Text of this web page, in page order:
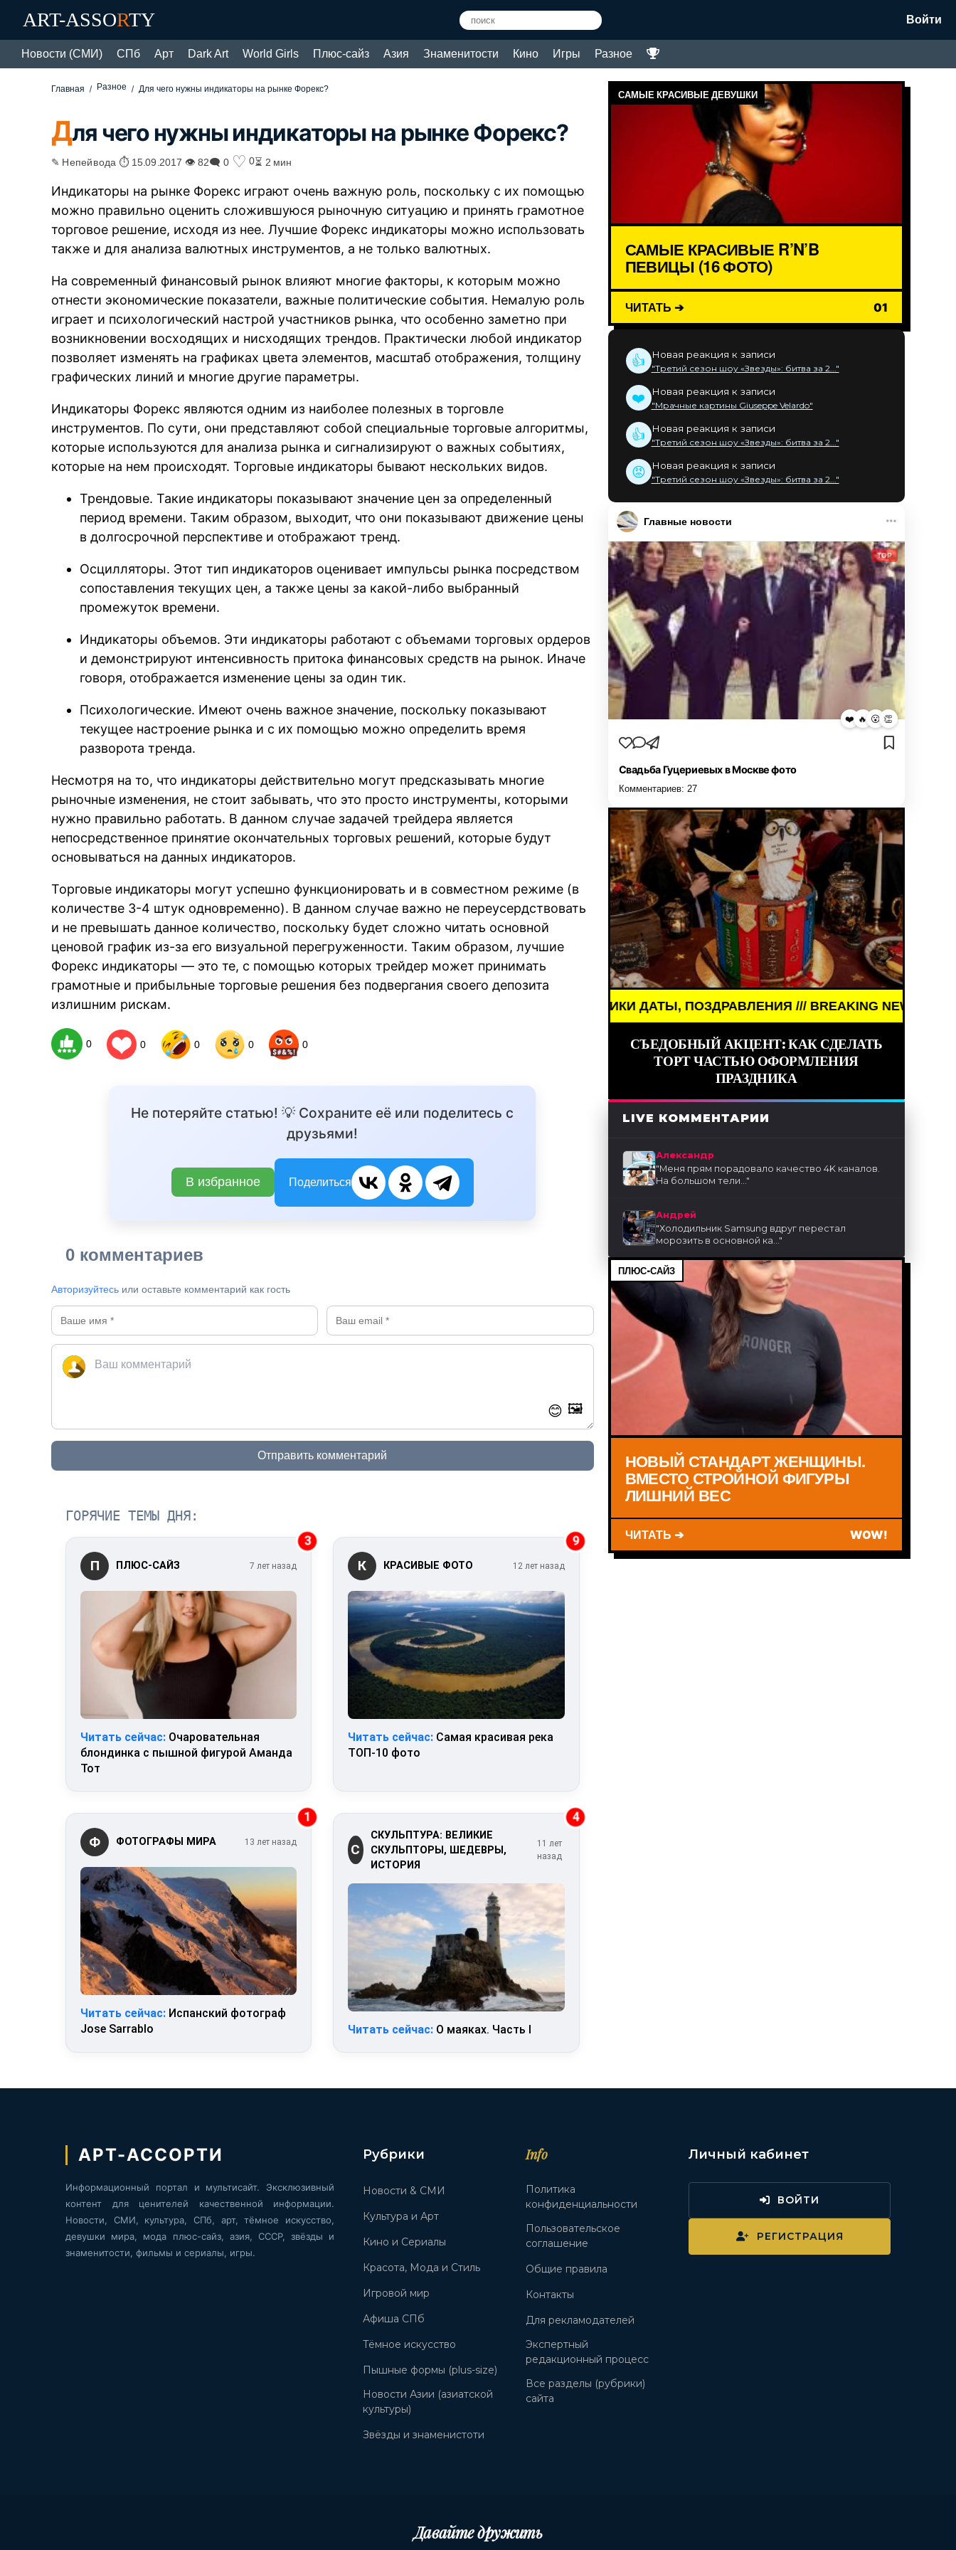
ART-ASSORTY Войти
Новости (СМИ) СПб Арт Dark Art World Girls Плюс-сайз Азия Знаменитости Кино Игры Разное
Главная Разное Для чего нужны индикаторы на рынке Форекс?
Для чего нужны индикаторы на рынке Форекс?
✎ Непейвода ⏱ 15.09.2017 👁 82🗨 0 ♡ 0⏳ 2 мин
Индикаторы на рынке Форекс играют очень важную роль, поскольку с их помощью
можно правильно оценить сложившуюся рыночную ситуацию и принять грамотное
торговое решение, исходя из нее. Лучшие Форекс индикаторы можно использовать
также и для анализа валютных инструментов, а не только валютных.
На современный финансовый рынок влияют многие факторы, к которым можно
отнести экономические показатели, важные политические события. Немалую роль
играет и психологический настрой участников рынка, что особенно заметно при
возникновении восходящих и нисходящих трендов. Практически любой индикатор
позволяет изменять на графиках цвета элементов, масштаб отображения, толщину
графических линий и многие другие параметры.
Индикаторы Форекс являются одним из наиболее полезных в торговле
инструментов. По сути, они представляют собой специальные торговые алгоритмы,
которые используются для анализа рынка и сигнализируют о важных событиях,
которые на нем происходят. Торговые индикаторы бывают нескольких видов.
Трендовые. Такие индикаторы показывают значение цен за определенный
период времени. Таким образом, выходит, что они показывают движение цены
в долгосрочной перспективе и отображают тренд.
Осцилляторы. Этот тип индикаторов оценивает импульсы рынка посредством
сопоставления текущих цен, а также цены за какой-либо выбранный
промежуток времени.
Индикаторы объемов. Эти индикаторы работают с объемами торговых ордеров
и демонстрируют интенсивность притока финансовых средств на рынок. Иначе
говоря, отображается изменение цены за один тик.
Психологические. Имеют очень важное значение, поскольку показывают
текущее настроение рынка и с их помощью можно определить время
разворота тренда.
Несмотря на то, что индикаторы действительно могут предсказывать многие
рыночные изменения, не стоит забывать, что это просто инструменты, которыми
нужно правильно работать. В данном случае задачей трейдера является
непосредственное принятие окончательных торговых решений, которые будут
основываться на данных индикаторов.
Торговые индикаторы могут успешно функционировать и в совместном режиме (в
количестве 3-4 штук одновременно). В данном случае важно не переусердствовать
и не превышать данное количество, поскольку будет сложно читать основной
ценовой график из-за его визуальной перегруженности. Таким образом, лучшие
Форекс индикаторы — это те, с помощью которых трейдер может принимать
грамотные и прибыльные торговые решения без подвергания своего депозита
излишним рискам.
0 0 0 0 0
Не потеряйте статью! 💡 Сохраните её или поделитесь с
друзьями!
В избранное Поделиться
0 комментариев
Авторизуйтесь или оставьте комментарий как гость
😊 🖼️
Отправить комментарий
ГОРЯЧИЕ ТЕМЫ ДНЯ:
3
П ПЛЮС-САЙЗ 7 лет назад
Читать сейчас: Очаровательная
блондинка с пышной фигурой Аманда
Тот
9
К КРАСИВЫЕ ФОТО 12 лет назад
Читать сейчас: Самая красивая река
ТОП-10 фото
1
Ф ФОТОГРАФЫ МИРА 13 лет назад
Читать сейчас: Испанский фотограф
Jose Sarrablo
4
С
СКУЛЬПТУРА: ВЕЛИКИЕ
СКУЛЬПТОРЫ, ШЕДЕВРЫ,
ИСТОРИЯ
11 лет
назад
Читать сейчас: О маяках. Часть I
САМЫЕ КРАСИВЫЕ ДЕВУШКИ
САМЫЕ КРАСИВЫЕ R’N’B
ПЕВИЦЫ (16 ФОТО)
ЧИТАТЬ ➔ 01
👍 Новая реакция к записи
"Третий сезон шоу «Звезды»: битва за 2..."
❤️ Новая реакция к записи
"Мрачные картины Giuseppe Velardo"
👍 Новая реакция к записи
"Третий сезон шоу «Звезды»: битва за 2..."
😡 Новая реакция к записи
"Третий сезон шоу «Звезды»: битва за 2..."
Главные новости
TOP
❤️ 🔥 😮 👏
Свадьба Гуцериевых в Москве фото
Комментариев: 27
BREAKING NEWS /// НОВОСТИ (СМИ) /// ПРАЗДНИКИ ДАТЫ, ПОЗДРАВЛЕНИЯ /// BREAKING NEWS /// НОВОСТИ
СЪЕДОБНЫЙ АКЦЕНТ: КАК СДЕЛАТЬ
ТОРТ ЧАСТЬЮ ОФОРМЛЕНИЯ
ПРАЗДНИКА
LIVE КОММЕНТАРИИ
Александр
"Меня прям порадовало качество 4K каналов.
На большом тели..."
Андрей
"Холодильник Samsung вдруг перестал
морозить в основной ка..."
ПЛЮС-САЙЗ
НОВЫЙ СТАНДАРТ ЖЕНЩИНЫ.
ВМЕСТО СТРОЙНОЙ ФИГУРЫ
ЛИШНИЙ ВЕС
ЧИТАТЬ ➔ WOW!
АРТ-АССОРТИ
Информационный портал и мультисайт. Эксклюзивный
контент для ценителей качественной информации.
Новости, СМИ, культура, СПб, арт, тёмное искусство,
девушки мира, мода плюс-сайз, азия, СССР, звёзды и
знаменитости, фильмы и сериалы, игры.
Рубрики
Новости & СМИ
Культура и Арт
Кино и Сериалы
Красота, Мода и Стиль
Игровой мир
Афиша СПб
Тёмное искусство
Пышные формы (plus-size)
Новости Азии (азиатской
культуры)
Звёзды и знаменистоти
Info
Политика
конфиденциальности
Пользовательское
соглашение
Общие правила
Контакты
Для рекламодателей
Экспертный
редакционный процесс
Все разделы (рубрики)
сайта
Личный кабинет
ВОЙТИ
РЕГИСТРАЦИЯ
Давайте дружить